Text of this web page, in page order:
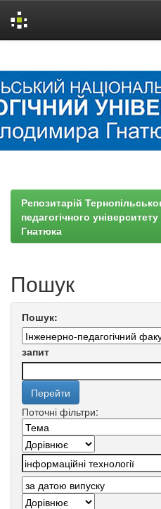
Репозитарій
педагогічного
Гнатюка
Пошук
Пошук:
запит
Поточні фільтри: